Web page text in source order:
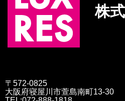
株
〒572-0825
大阪府寝屋川市萱島南町13-30